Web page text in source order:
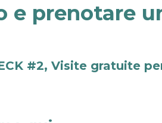
e prenotare
#2, Visite gratuite